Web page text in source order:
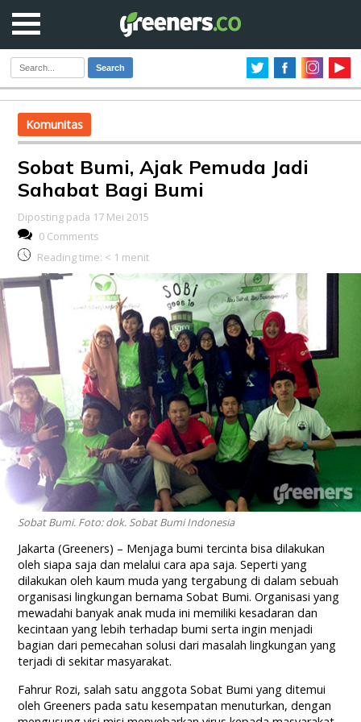
Search
Komunitas
Sobat Bumi, Ajak Pemuda Jadi
Sahabat Bagi Bumi
Diposting pada 17 Mei 2015
0 Comments
Reading time: < 1 menit
Sobat Bumi. Foto: dok. Sobat Bumi Indonesia
Jakarta (Greeners) – Menjaga bumi tercinta bisa dilakukan
oleh siapa saja dan melalui cara apa saja. Seperti yang
dilakukan oleh kaum muda yang tergabung di dalam sebuah
organisasi lingkungan bernama Sobat Bumi. Organisasi yang
mewadahi banyak anak muda ini memiliki kesadaran dan
kecintaan yang lebih terhadap bumi serta ingin menjadi
bagian dari pemecahan solusi dari masalah lingkungan yang
terjadi di sekitar masyarakat.
Fahrur Rozi, salah satu anggota Sobat Bumi yang ditemui
oleh Greeners pada satu kesempatan menuturkan, dengan